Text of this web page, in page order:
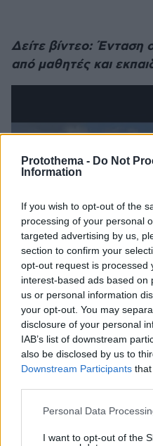
Protothema - Do Not
Information
If you wish to opt-out of the
processing of your personal
targeted advertising by us,
section to confirm your
opt-out request is processed
interest-based ads based on
us or personal information
your opt-out. You may
disclosure of your personal
IAB’s list of downstream
also be disclosed by us to
Downstream Participants
Please note that this
not limited to your visit or
Personal Data
I want to opt-out of the
Δείτε βίντεο: Ένταση
από μαθητές και
Ακολουθήστε το